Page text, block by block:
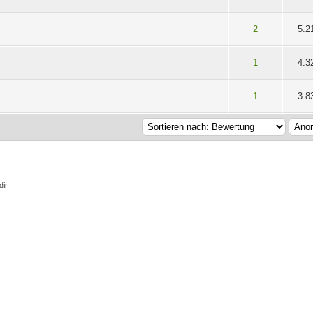
2
durchschnittlich
1
durchschnittlich
1
durchschnittlich